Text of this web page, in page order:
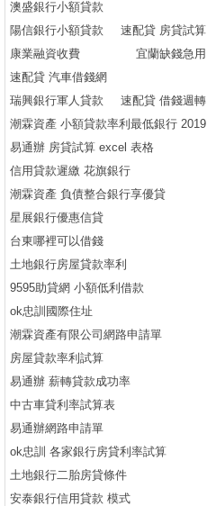
澳盛銀行小額貸款
陽信銀行小額貸款
速配貸 房貸試算
康業融資收費
宜蘭缺錢急用
速配貸 汽車借錢網
瑞興銀行軍人貸款
速配貸 借錢週轉
潮霖資產 小額貸款率利最低銀行 2019
易通辦 房貸試算 excel 表格
信用貸款遲繳 花旗銀行
潮霖資產 負債整合銀行享優貸
星展銀行優惠信貸
台東哪裡可以借錢
土地銀行房屋貸款率利
9595助貸網 小額低利借款
ok忠訓國際住址
潮霖資產有限公司網路申請單
房屋貸款率利試算
易通辦 薪轉貸款成功率
中古車貸利率試算表
易通辦網路申請單
ok忠訓 各家銀行房貸利率試算
土地銀行二胎房貸條件
安泰銀行信用貸款 模式